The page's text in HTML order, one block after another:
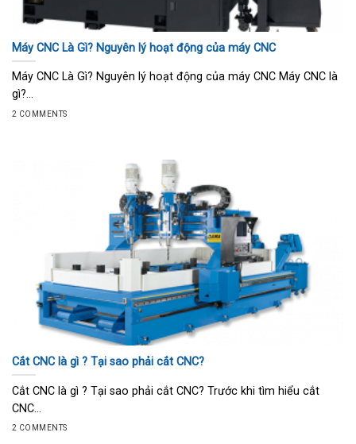
Máy CNC Là Gì? Nguyên lý hoạt động của máy CNC
Máy CNC Là Gì? Nguyên lý hoạt động của máy CNC Máy CNC là
gì?...
2 COMMENTS
Cắt CNC là gì ? Tại sao phải cắt CNC?
Cắt CNC là gì ? Tại sao phải cắt CNC? Trước khi tìm hiểu cắt
CNC...
2 COMMENTS